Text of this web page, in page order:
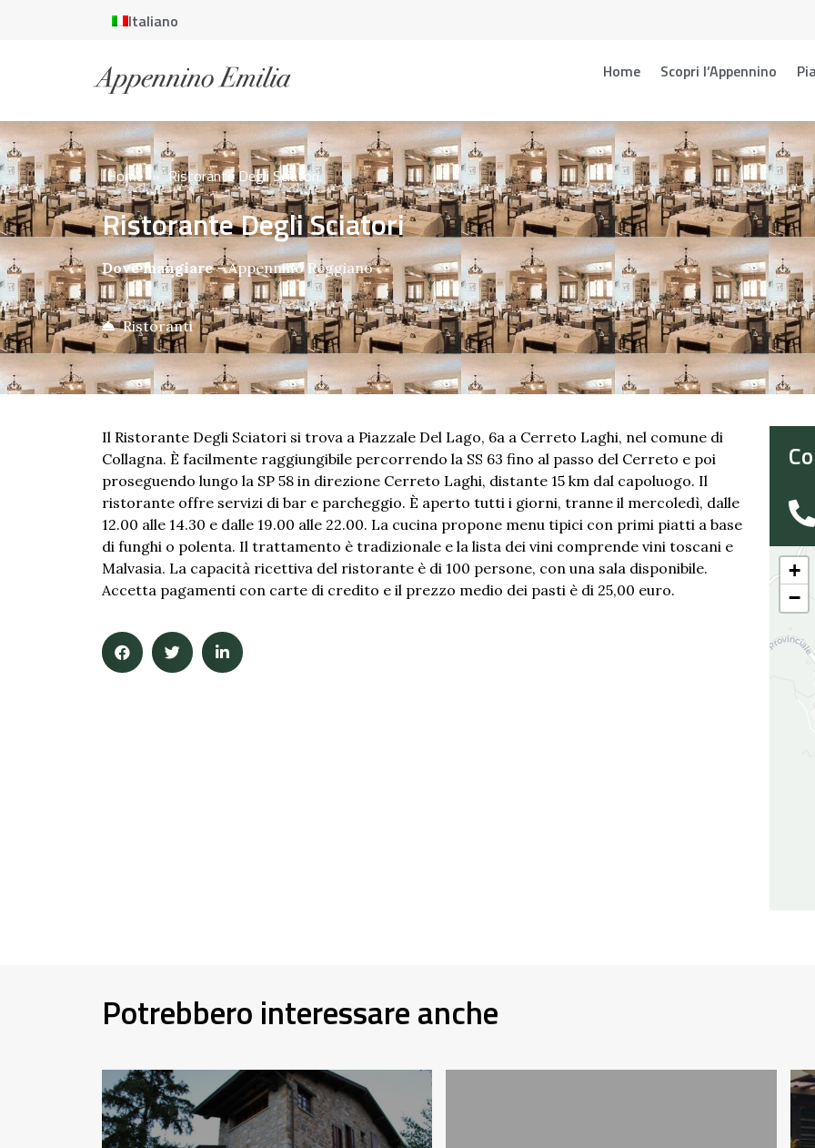
Italiano
Home Scopri l’Appennino
Home » Ristorante Degli Sciatori
Ristorante Degli Sciatori
Dove mangiare–Appennino Reggiano
Ristoranti
Il Ristorante Degli Sciatori si trova a Piazzale Del Lago, 6a a Cerreto Laghi, nel comune di
Collagna. È facilmente raggiungibile percorrendo la SS 63 fino al passo del Cerreto e poi
proseguendo lungo la SP 58 in direzione Cerreto Laghi, distante 15 km dal capoluogo. Il
ristorante offre servizi di bar e parcheggio. È aperto tutti i giorni, tranne il mercoledì, dalle
12.00 alle 14.30 e dalle 19.00 alle 22.00. La cucina propone menu tipici con primi piatti a base
di funghi o polenta. Il trattamento è tradizionale e la lista dei vini comprende vini toscani e
Malvasia. La capacità ricettiva del ristorante è di 100 persone, con una sala disponibile.
Accetta pagamenti con carte di credito e il prezzo medio dei pasti è di 25,00 euro.
+
−
Potrebbero interessare anche